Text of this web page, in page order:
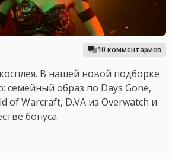
10 комментариев
В нашей новой подборке
семейный образ по Days Gone,
of Warcraft, D.VA из Overwatch и
бонуса.